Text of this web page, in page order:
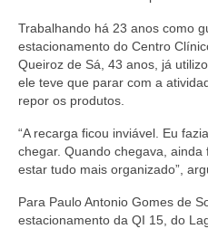
Trabalhando há 23 anos como
estacionamento do Centro
Queiroz de Sá, 43 anos, já
ele teve que parar com a
repor os produtos.
“A recarga ficou inviável. Eu
chegar. Quando chegava, ainda
estar tudo mais organizado”,
Para Paulo Antonio Gomes de
estacionamento da QI 15, do